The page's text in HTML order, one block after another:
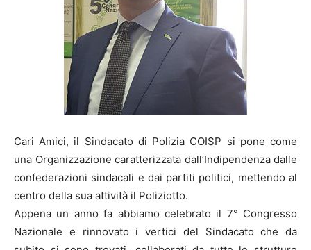
Cari Amici, il Sindacato di Polizia COISP si pone come
una Organizzazione caratterizzata dall’Indipendenza dalle
confederazioni sindacali e dai partiti politici, mettendo al
centro della sua attività il Poliziotto.
Appena un anno fa abbiamo celebrato il 7° Congresso
Nazionale e rinnovato i vertici del Sindacato che da